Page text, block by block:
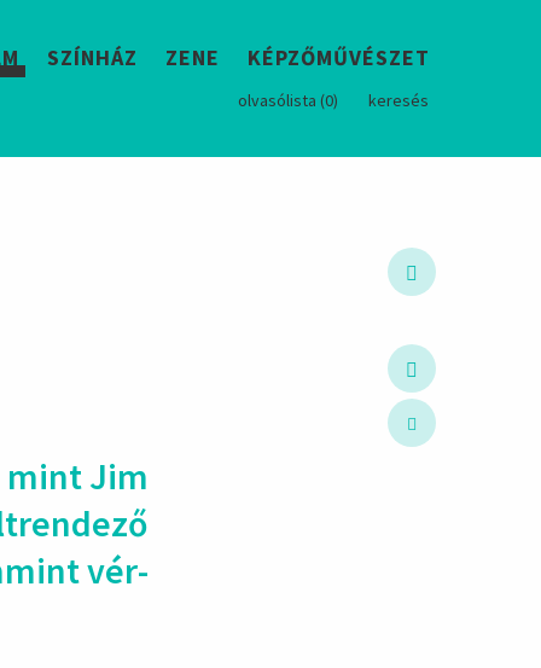
SZÍNHÁZ ZENE KÉPZŐMŰVÉSZET
olvasólista (0) keresés
mint Jim
vér­